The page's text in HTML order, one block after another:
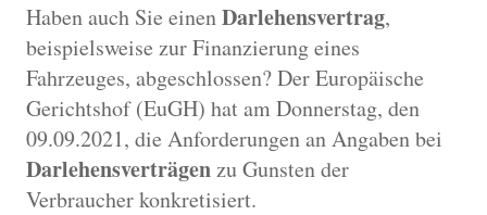
Haben auch Sie einenDarlehensvertrag,
beispielsweise zur Finanzierung eines
Fahrzeuges, abgeschlossen? Der Europäische
Gerichtshof (EuGH) hat am Donnerstag, den
09.09.2021, die Anforderungen an Angaben bei
Darlehensverträgenzu Gunsten der
Verbraucher konkretisiert.